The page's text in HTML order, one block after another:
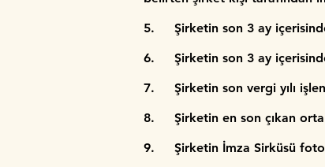
5. Şirketin son 3 ay içerisinde
6. Şirketin son 3 ay içerisinde
7. Şirketin son vergi yılı
8. Şirketin en son çıkan
9. Şirketin İmza Sirküsü